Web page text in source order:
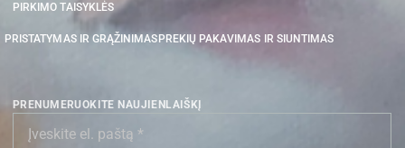
PIRKIMO TAISYKLĖS
PRISTATYMAS IR GRĄŽINIMAS PREKIŲ PAKAVIMAS IR SIUNTIMAS
PRENUMERUOKITE NAUJIENLAIŠKĮ